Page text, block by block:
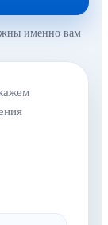
именно вам